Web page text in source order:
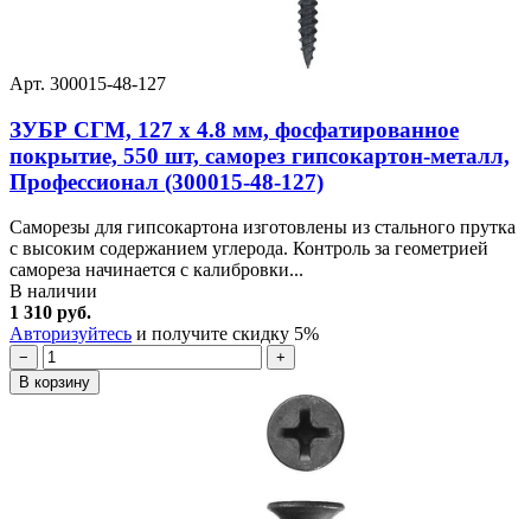
Арт. 300015-48-127
ЗУБР СГМ, 127 х 4.8 мм, фосфатированное
покрытие, 550 шт, саморез гипсокартон-металл,
Профессионал (300015-48-127)
Саморезы для гипсокартона изготовлены из стального прутка
с высоким содержанием углерода. Контроль за геометрией
самореза начинается с калибровки...
В наличии
1 310 руб.
Авторизуйтесь и получите скидку 5%
−
+
В корзину